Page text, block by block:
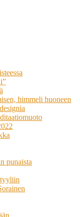
himmeli huoneen
punaista